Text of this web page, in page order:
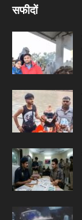
सफीदों